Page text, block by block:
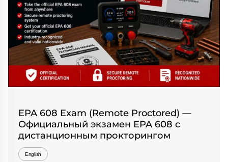
EPA 608 Exam (Remote Proctored) —
Официальный экзамен EPA 608 с
дистанционным прокторингом
English